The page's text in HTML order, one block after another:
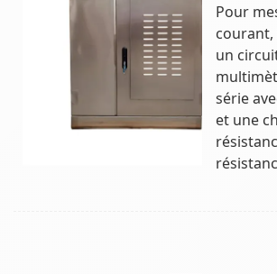
Pour
un
série
et une